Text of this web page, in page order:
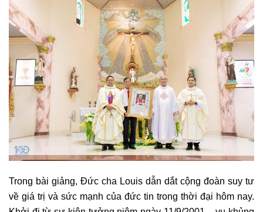
Trong bài giảng, Đức cha Louis dẫn dắt cộng đoàn suy tư
về giá trị và sức mạnh của đức tin trong thời đại hôm nay.